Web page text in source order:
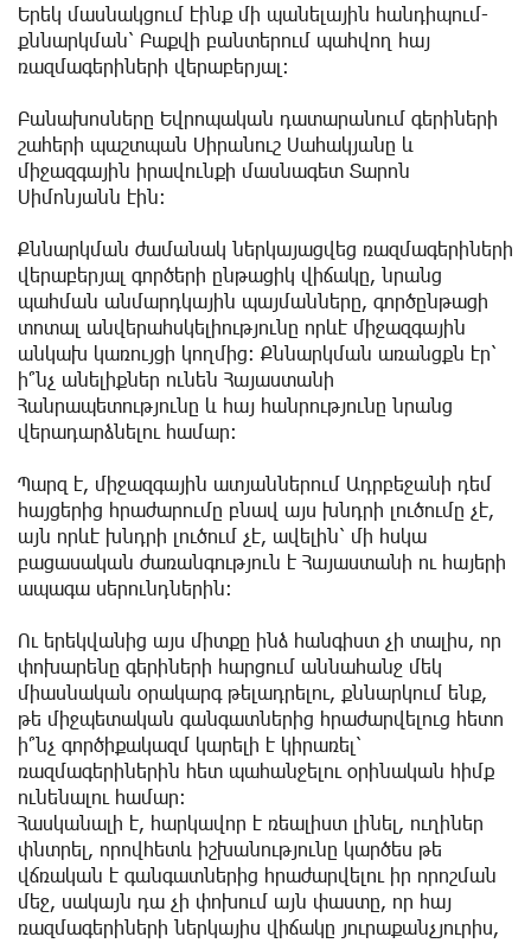
Երեկ մասնակցում էինք մի պանելային հանդիպում-
քննարկման՝ Բաքվի բանտերում պահվող հայ
ռազմագերիների վերաբերյալ։
Բանախոսները Եվրոպական դատարանում գերիների
շահերի պաշտպան Սիրանուշ Սահակյանը և
միջազգային իրավունքի մասնագետ Տարոն
Սիմոնյանն էին։
Քննարկման ժամանակ ներկայացվեց ռազմագերիների
վերաբերյալ գործերի ընթացիկ վիճակը, նրանց
պահման անմարդկային պայմանները, գործընթացի
տոտալ անվերահսկելիությունը որևէ միջազգային
անկախ կառույցի կողմից: Քննարկման առանցքն էր՝
ի՞նչ անելիքներ ունեն Հայաստանի
Հանրապետությունը և հայ հանրությունը նրանց
վերադարձնելու համար:
Պարզ է, միջազգային ատյաններում Ադրբեջանի դեմ
հայցերից հրաժարումը բնավ այս խնդրի լուծումը չէ,
այն որևէ խնդրի լուծում չէ, ավելին՝ մի հսկա
բացասական ժառանգություն է Հայաստանի ու հայերի
ապագա սերունդներին:
Ու երեկվանից այս միտքը ինձ հանգիստ չի տալիս, որ
փոխարենը գերիների հարցում աննահանջ մեկ
միասնական օրակարգ թելադրելու, քննարկում ենք,
թե միջպետական գանգատներից հրաժարվելուց հետո
ի՞նչ գործիքակազմ կարելի է կիրառել՝
ռազմագերիներին հետ պահանջելու օրինական հիմք
ունենալու համար:
Հասկանալի է, հարկավոր է ռեալիստ լինել, ուղիներ
փնտրել, որովհետև իշխանությունը կարծես թե
վճռական է գանգատներից հրաժարվելու իր որոշման
մեջ, սակայն դա չի փոխում այն փաստը, որ հայ
ռազմագերիների ներկայիս վիճակը յուրաքանչյուրիս,